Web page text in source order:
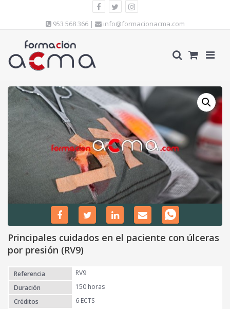
953 568 366 | info@formacionacma.com
Principales cuidados en el paciente con úlceras
por presión (RV9)
Referencia
RV9
Duración
150 horas
Créditos
6 ECTS